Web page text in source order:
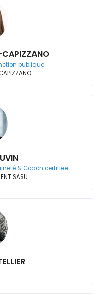
CAPIZZANO
publique
& Coach certifiée
SASU